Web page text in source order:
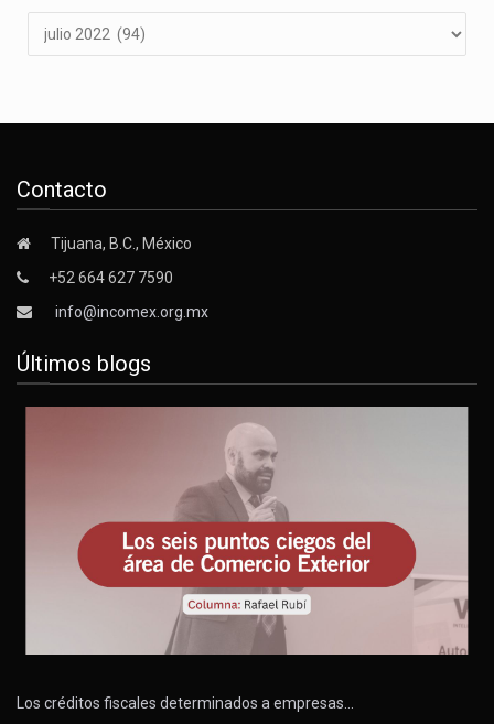
Contacto
Tijuana, B.C., México
+52 664 627 7590
info@incomex.org.mx
Últimos blogs
Los créditos fiscales determinados a empresas…